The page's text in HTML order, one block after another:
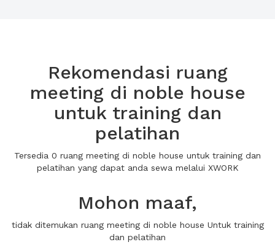
Rekomendasi ruang
meeting di noble house
untuk training dan
pelatihan
Tersedia 0 ruang meeting di noble house untuk training dan
pelatihan yang dapat anda sewa melalui XWORK
Mohon maaf,
tidak ditemukan ruang meeting di noble house Untuk training
dan pelatihan